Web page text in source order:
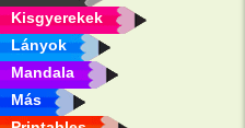
Kisgyerekek
Lányok
Mandala
Más